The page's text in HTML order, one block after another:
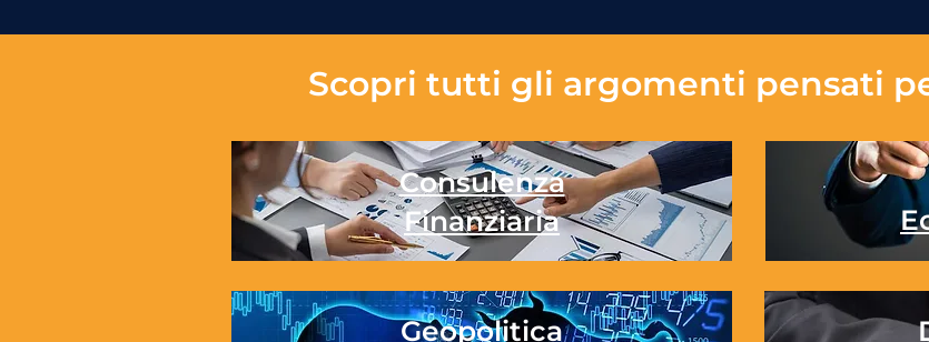
Scopri tutti gli argomenti pensati
Consulenza
Finanziaria
Geopolitica